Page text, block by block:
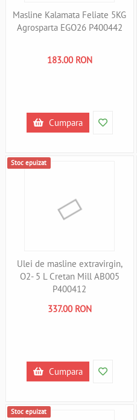
Masline Kalamata Feliate 5KG
Agrosparta EGO26 P400442
183.00 RON
Cumpara
Stoc epuizat
Ulei de masline extravirgin,
O2- 5 L Cretan Mill AB005
P400412
337.00 RON
Cumpara
Stoc epuizat